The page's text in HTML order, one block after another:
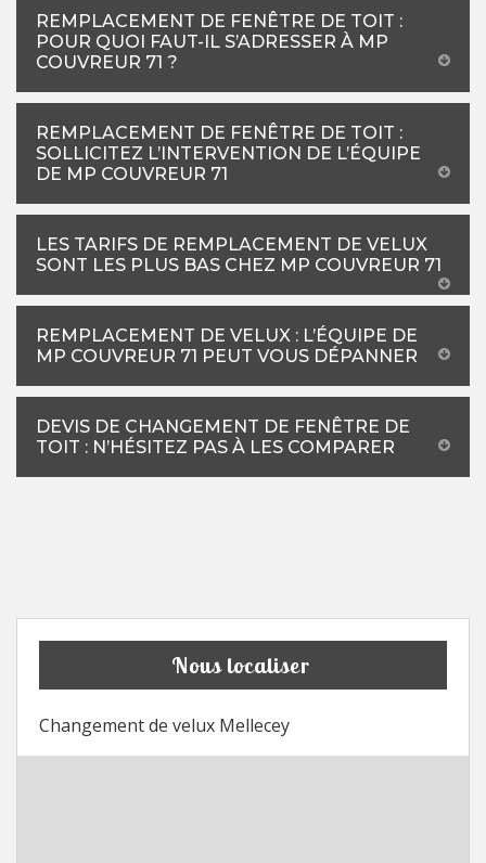
REMPLACEMENT DE FENÊTRE DE TOIT :
POUR QUOI FAUT-IL S’ADRESSER À MP
COUVREUR 71 ?
REMPLACEMENT DE FENÊTRE DE TOIT :
SOLLICITEZ L’INTERVENTION DE L’ÉQUIPE
DE MP COUVREUR 71
LES TARIFS DE REMPLACEMENT DE VELUX
SONT LES PLUS BAS CHEZ MP COUVREUR 71
REMPLACEMENT DE VELUX : L’ÉQUIPE DE
MP COUVREUR 71 PEUT VOUS DÉPANNER
DEVIS DE CHANGEMENT DE FENÊTRE DE
TOIT : N’HÉSITEZ PAS À LES COMPARER
Nous localiser
Changement de velux Mellecey